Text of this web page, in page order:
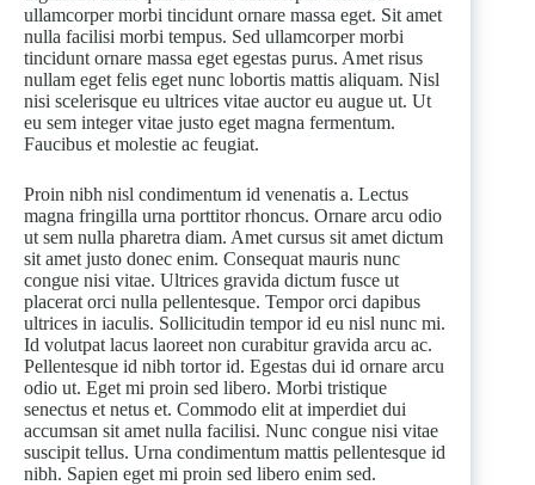
ullamcorper morbi tincidunt ornare massa eget. Sit amet
nulla facilisi morbi tempus. Sed ullamcorper morbi
tincidunt ornare massa eget egestas purus. Amet risus
nullam eget felis eget nunc lobortis mattis aliquam. Nisl
nisi scelerisque eu ultrices vitae auctor eu augue ut. Ut
eu sem integer vitae justo eget magna fermentum.
Faucibus et molestie ac feugiat.
Proin nibh nisl condimentum id venenatis a. Lectus
magna fringilla urna porttitor rhoncus. Ornare arcu odio
ut sem nulla pharetra diam. Amet cursus sit amet dictum
sit amet justo donec enim. Consequat mauris nunc
congue nisi vitae. Ultrices gravida dictum fusce ut
placerat orci nulla pellentesque. Tempor orci dapibus
ultrices in iaculis. Sollicitudin tempor id eu nisl nunc mi.
Id volutpat lacus laoreet non curabitur gravida arcu ac.
Pellentesque id nibh tortor id. Egestas dui id ornare arcu
odio ut. Eget mi proin sed libero. Morbi tristique
senectus et netus et. Commodo elit at imperdiet dui
accumsan sit amet nulla facilisi. Nunc congue nisi vitae
suscipit tellus. Urna condimentum mattis pellentesque id
nibh. Sapien eget mi proin sed libero enim sed.